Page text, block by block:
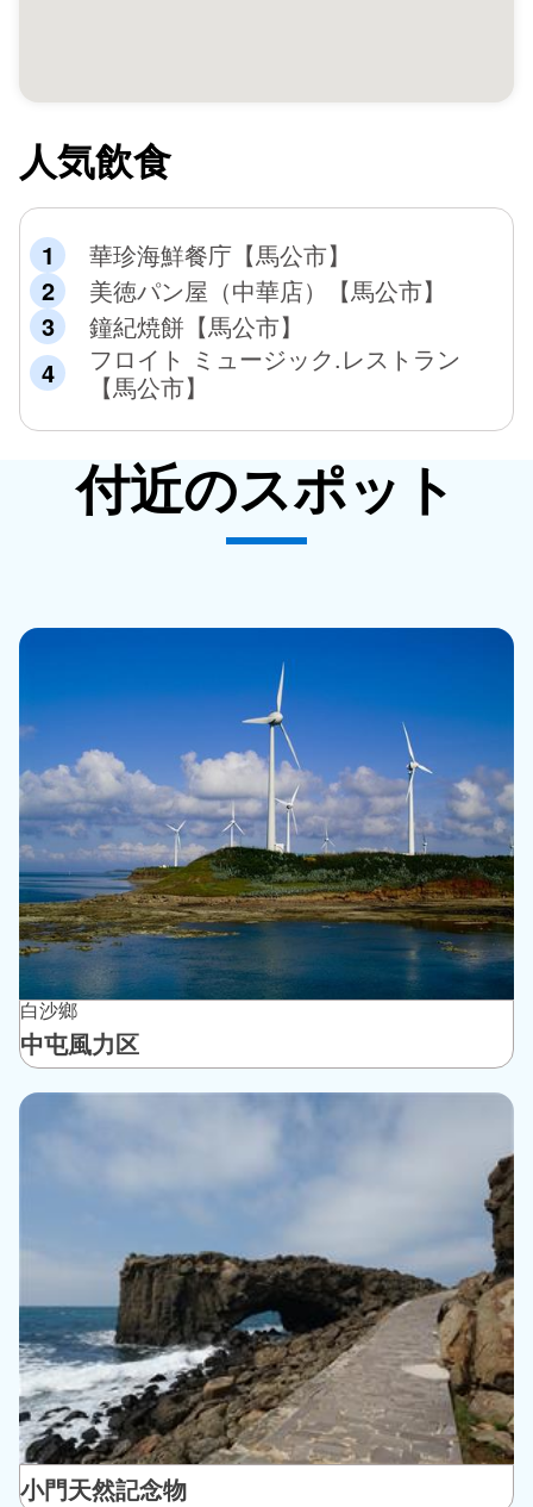
人気飲食
華珍海鮮餐庁【馬公市】
美徳パン屋（中華店）【馬公市】
鐘紀焼餅【馬公市】
フロイト ミュージック.レストラン
【馬公市】
付近のスポット
白沙鄉
中屯風力区
小門天然記念物